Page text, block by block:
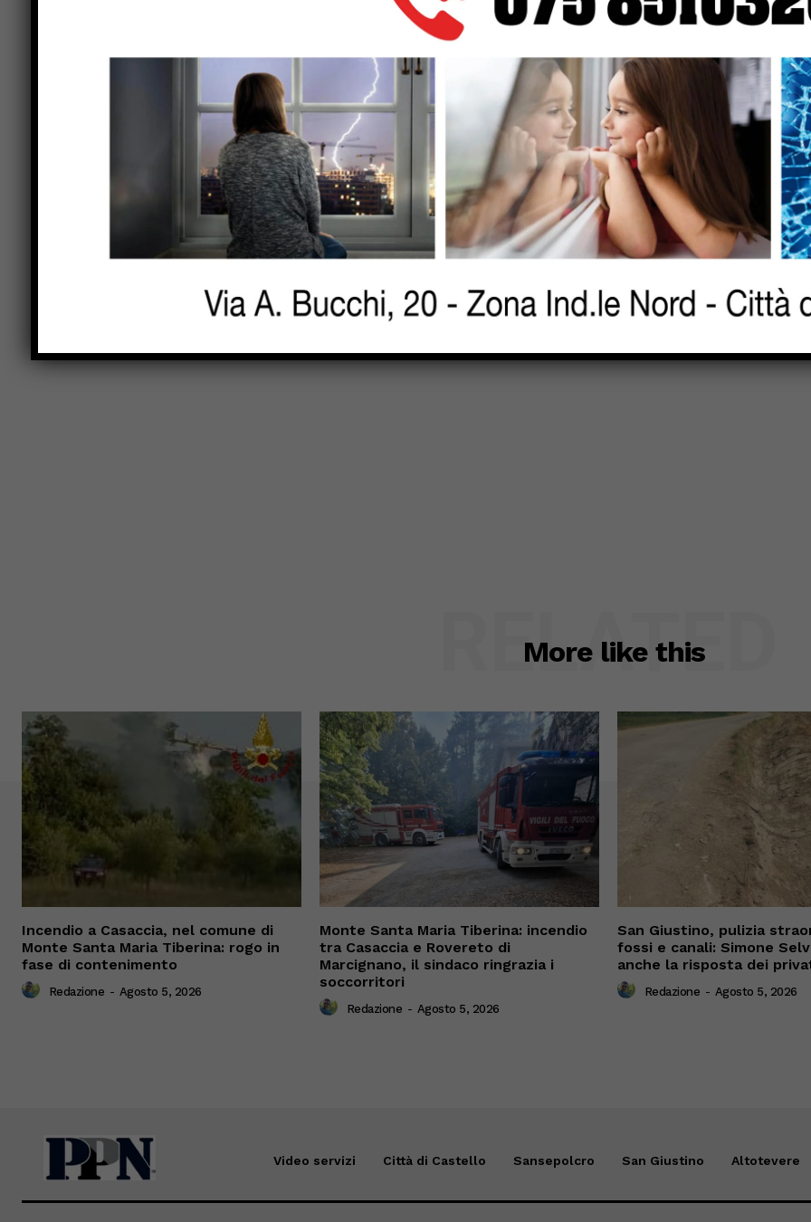
More like this
RELATED
Incendio a Casaccia, nel comune di
Monte Santa Maria Tiberina: rogo in
fase di contenimento
Redazione - Agosto 5, 2026
Monte Santa Maria Tiberina: incendio
tra Casaccia e Rovereto di
Marcignano, il sindaco ringrazia i
soccorritori
Redazione - Agosto 5, 2026
San Giustino, pulizia
fossi e canali: Simone
anche la risposta dei
Redazione - Agosto 5, 2026
Video servizi Città di Castello Sansepolcro San Giustino Altotevere